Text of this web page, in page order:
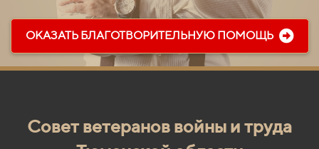
ОКАЗАТЬ БЛАГОТВОРИТЕЛЬНУЮ ПОМОЩЬ
Совет ветеранов войны и труда